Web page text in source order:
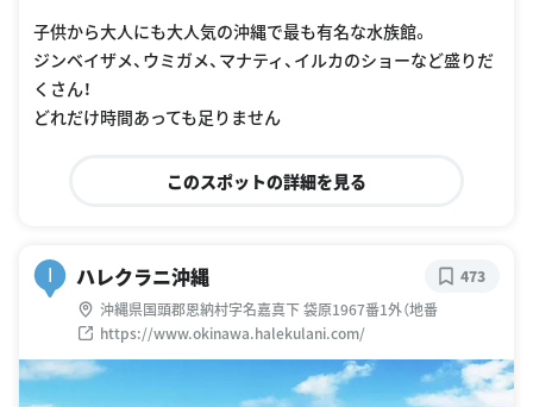
子供から大人にも大人気の沖縄で最も有名な水族館。
ジンベイザメ、ウミガメ、マナティ、イルカのショーなど盛りだ
くさん！
どれだけ時間あっても足りません
このスポットの詳細を見る
ハレクラニ沖縄
沖縄県国頭郡恩納村字名嘉真下 袋原1967番1外（地番
https://www.okinawa.halekulani.com/
473